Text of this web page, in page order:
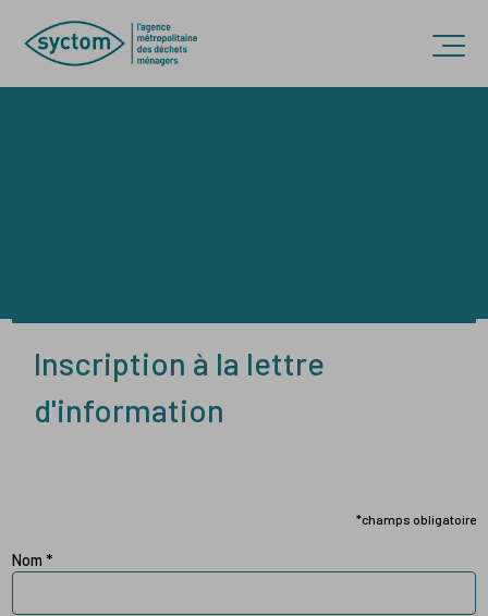
Accèder directement au contenu
Inscription à la lettre
d'information
*champs obligatoire
Nom*